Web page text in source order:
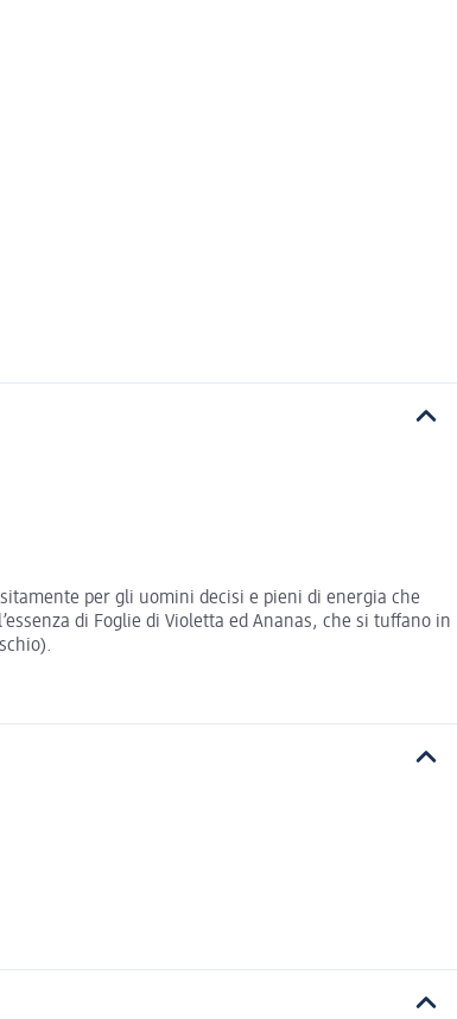
per gli uomini decisi e pieni di energia che
di Foglie di Violetta ed Ananas, che si tuffano in